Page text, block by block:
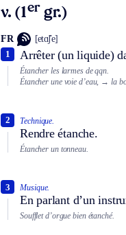
v. (1er gr.)
FR [etɑ̃ʃe]
Arrêter (un liquide)
1
Étancher les larmes de qqn.
Étancher une voie d’eau, → la
Technique.
Rendre étanche.
2
Étancher un tonneau.
Musique.
En parlant d’un
3
Soufflet d’orgue bien étanché.